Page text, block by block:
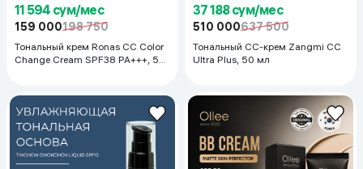
11 594 сум/мес
159 000198 750
Тональный крем Ronas CC Color
Change Cream SPF38 PA+++, 50
37 188 сум/мес
510 000637 500
Тональный CC-крем Zangmi CC
Ultra Plus, 50 мл